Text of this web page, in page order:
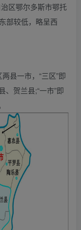
区鄂尔多斯市鄂托
部较低，略呈西
县一市，“三区”即
、贺兰县;“一市”即